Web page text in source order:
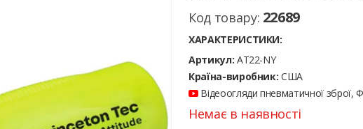
Код товару: 22689
ХАРАКТЕРИСТИКИ:
Артикул: AT22-NY
Країна-виробник: США
Відеоогляди пневматичної зброї,
Немає в наявності